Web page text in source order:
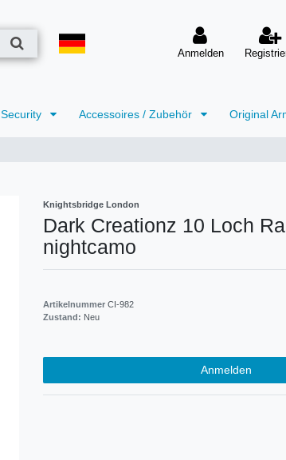
Anmelden
Security Accessoires / Zubehör Original
Knightsbridge London
Dark Creationz 10 Loch
nightcamo
Artikelnummer CI-982
Zustand: Neu
Anmelden